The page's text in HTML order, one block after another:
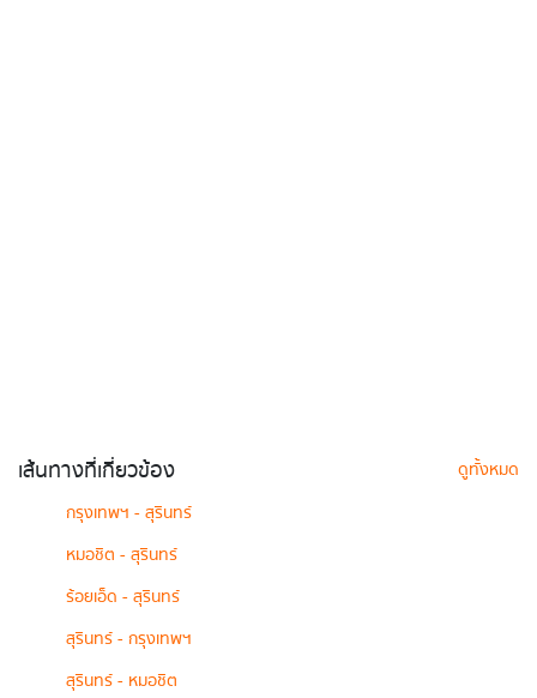
เส้นทางที่เกี่ยวข้อง
ดูทั้งหมด
กรุงเทพฯ - สุรินทร์
หมอชิต - สุรินทร์
ร้อยเอ็ด - สุรินทร์
สุรินทร์ - กรุงเทพฯ
สุรินทร์ - หมอชิต